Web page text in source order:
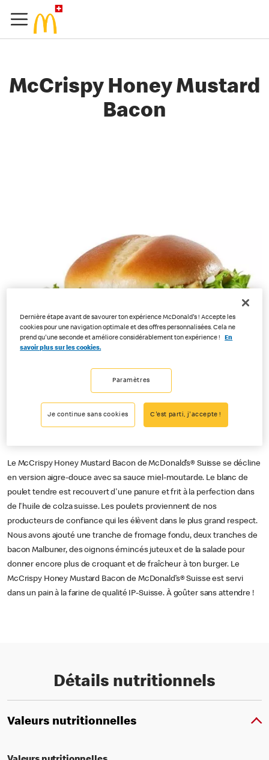
McCrispy Honey Mustard
Bacon
Le McCrispy Honey Mustard Bacon de McDonald’s® Suisse se décline
en version aigre-douce avec sa sauce miel-moutarde. Le blanc de
poulet tendre est recouvert d'une panure et frit à la perfection dans
de l'huile de colza suisse. Les poulets proviennent de nos
producteurs de confiance qui les élèvent dans le plus grand respect.
Nous avons ajouté une tranche de fromage fondu, deux tranches de
bacon Malbuner, des oignons émincés juteux et de la salade pour
donner encore plus de croquant et de fraîcheur à ton burger. Le
McCrispy Honey Mustard Bacon de McDonald’s® Suisse est servi
dans un pain à la farine de qualité IP-Suisse. À goûter sans attendre !
Détails nutritionnels
Valeurs nutritionnelles
Dernière étape avant de savourer ton expérience McDonald's ! Accepte les
cookies pour une navigation optimale et des offres personnalisées. Cela ne
prend qu'une seconde et améliore considérablement ton expérience !
En
savoir plus sur les cookies.
Paramètres
Je continue sans cookies C'est parti, j'accepte !